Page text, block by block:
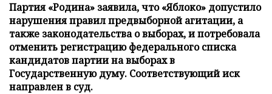
Партия «Родина» заявила, что «Яблоко» допустило
нарушения правил предвыборной агитации, а
также законодательства о выборах, и потребовала
отменить регистрацию федерального списка
кандидатов партии на выборах в
Государственную думу. Соответствующий иск
направлен в суд.